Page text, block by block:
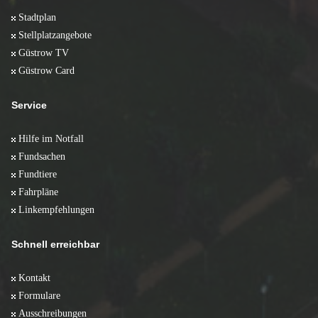
Stadtplan
Stellplatzangebote
Güstrow TV
Güstrow Card
Service
Hilfe im Notfall
Fundsachen
Fundtiere
Fahrpläne
Linkempfehlungen
Schnell erreichbar
Kontakt
Formulare
Ausschreibungen